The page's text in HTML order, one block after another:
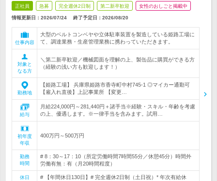
正社員 急募 完全週休2日制 第二新卒歓迎 女性のおしごと掲載中
情報更新日：2026/07/24 終了予定日： 2026/08/20
仕事内容
大型のベルトコンベヤや立体駐車装置を製造している姫路工場に
て、調達業務・生産管理業務に携わっていただきます。
対象と
なる方
＼第二新卒歓迎／機械図面を理解の上、製缶品に購買ができる方
（経験の浅い方も歓迎します！）
勤務地
【姫路工場】 兵庫県姫路市香寺町中村745-1 ◎マイカー通勤可
【雇入れ直後】上記事業所 【変更…
給与
月給224,000円～281,440円＋諸手当※経験・スキル・年齢を考慮
の上、優遇します。※一律手当を含みます。試用…
初年度
年収
400万円～500万円
勤務
時間
# 8：30～17：10（所定労働時間7時間55分／休憩45分）時間外
労働有無：有（月20時間程度）
休日
# 【年間休日130日】# 完全週休2日制（土日祝）* 年次有給休